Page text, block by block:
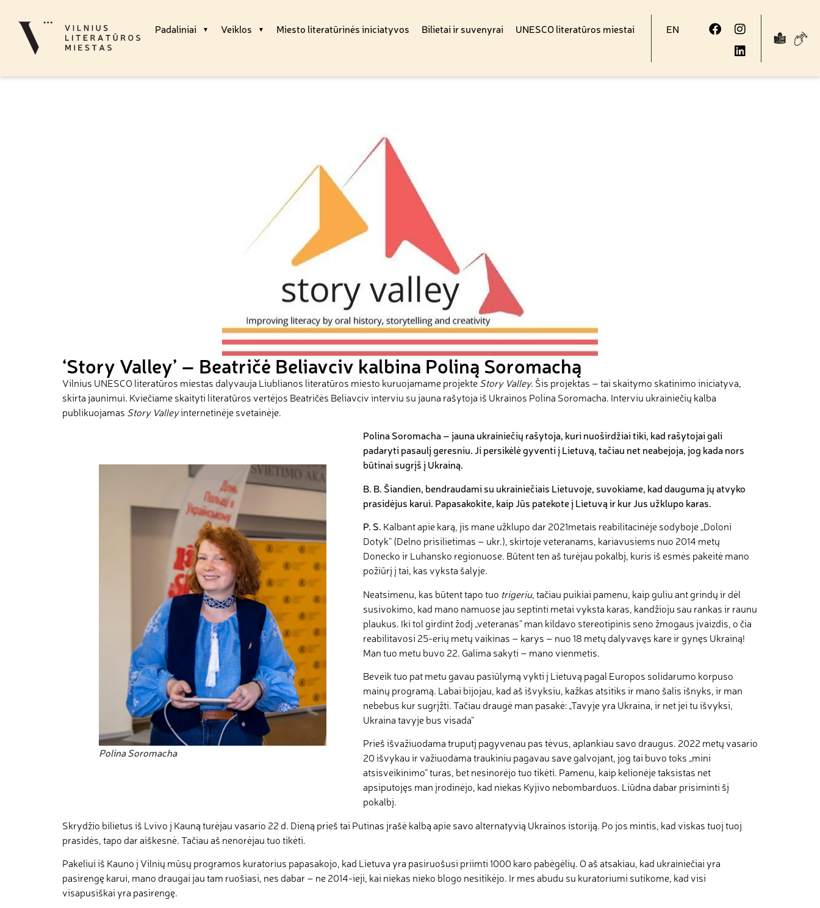
Padaliniai Veiklos Miesto literatūrinės iniciatyvos Bilietai ir suvenyrai UNESCO literatūros miestai EN
‘Story Valley’ – Beatričė Beliavciv kalbina Poliną Soromachą
Vilnius UNESCO literatūros miestas dalyvauja Liublianos literatūros miesto kuruojamame projekteStory Valley. Šis projektas – tai skaitymo skatinimo iniciatyva,
skirta jaunimui. Kviečiame skaityti literatūros vertėjos Beatričės Beliavciv interviu su jauna rašytoja iš Ukrainos Polina Soromacha. Interviu ukrainiečių kalba
publikuojamas Story Valleyinternetinėje svetainėje.
Polina Soromacha
Polina Soromacha–jauna ukrainiečių rašytoja, kuri nuoširdžiai tiki, kad rašytojai gali
padaryti pasaulį geresniu. Ji persikėlė gyventi į Lietuvą, tačiau net neabejoja, jog kada nors
būtinai sugrįš į Ukrainą.
B. B. Šiandien, bendraudami su ukrainiečiais Lietuvoje, suvokiame, kad dauguma jų atvyko
prasidėjus karui. Papasakokite, kaip Jūs patekote į Lietuvą ir kur Jus užklupo karas.
P. S. Kalbant apie karą, jis mane užklupo dar 2021metais reabilitacinėje sodyboje „Doloni
Dotyk“ (Delno prisilietimas – ukr.), skirtoje veteranams, kariavusiems nuo 2014 metų
Donecko ir Luhansko regionuose. Būtent ten aš turėjau pokalbį, kuris iš esmės pakeitė mano
požiūrį į tai, kas vyksta šalyje.
Neatsimenu, kas būtent tapo tuo trigeriu, tačiau puikiai pamenu, kaip guliu ant grindų ir dėl
susivokimo, kad mano namuose jau septinti metai vyksta karas, kandžioju sau rankas ir raunu
plaukus. Iki tol girdint žodį „veteranas“ man kildavo stereotipinis seno žmogaus įvaizdis, o čia
reabilitavosi 25-erių metų vaikinas – karys – nuo 18 metų dalyvavęs kare ir gynęs Ukrainą!
Man tuo metu buvo 22. Galima sakyti – mano vienmetis.
Beveik tuo pat metu gavau pasiūlymą vykti į Lietuvą pagal Europos solidarumo korpuso
mainų programą. Labai bijojau, kad aš išvyksiu, kažkas atsitiks ir mano šalis išnyks, ir man
nebebus kur sugrįžti. Tačiau draugė man pasakė: „Tavyje yra Ukraina, ir net jei tu išvyksi,
Ukraina tavyje bus visada“
Prieš išvažiuodama truputį pagyvenau pas tėvus, aplankiau savo draugus. 2022 metų vasario
20 išvykau ir važiuodama traukiniu pagavau save galvojant, jog tai buvo toks „mini
atsisveikinimo“ turas, bet nesinorėjo tuo tikėti. Pamenu, kaip kelionėje taksistas net
apsiputojęs man įrodinėjo, kad niekas Kyjivo nebombarduos. Liūdna dabar prisiminti šį
pokalbį.
Skrydžio bilietus iš Lvivo į Kauną turėjau vasario 22 d. Dieną prieš tai Putinas įrašė kalbą apie savo alternatyvią Ukrainos istoriją. Po jos mintis, kad viskas tuoj tuoj
prasidės, tapo dar aiškesnė. Tačiau aš nenorėjau tuo tikėti.
Pakeliui iš Kauno į Vilnių mūsų programos kuratorius papasakojo, kad Lietuva yra pasiruošusi priimti 1000 karo pabėgėlių. O aš atsakiau, kad ukrainiečiai yra
pasirengę karui, mano draugai jau tam ruošiasi, nes dabar – ne 2014-ieji, kai niekas nieko blogo nesitikėjo. Ir mes abudu su kuratoriumi sutikome, kad visi
visapusiškai yra pasirengę.